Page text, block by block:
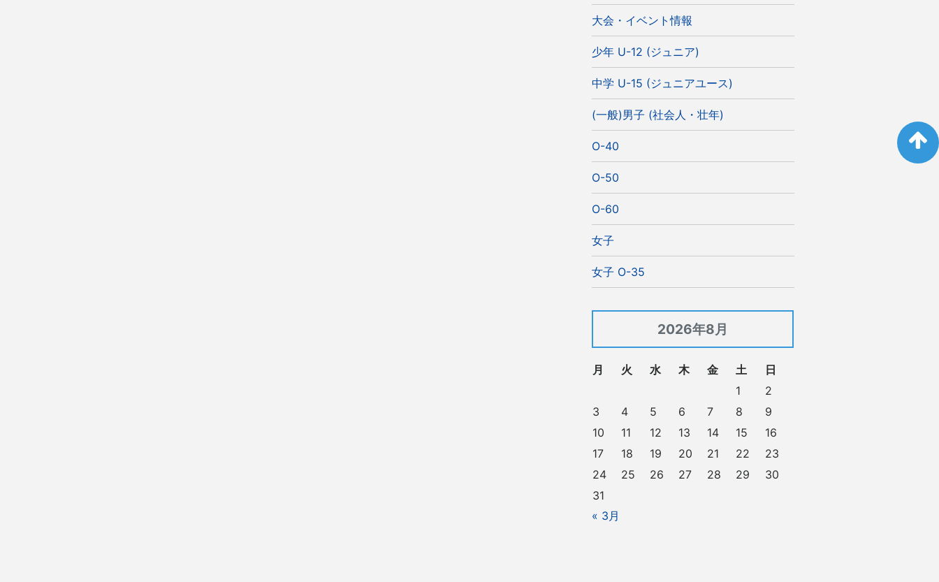
大会・イベント情報
少年 U-12 (ジュニア)
中学 U-15 (ジュニアユース)
(一般)男子 (社会人・壮年)
O-40
O-50
O-60
女子
女子 O-35
2026年8月
月 火 水 木 金 土
日
1
2
3
4 5 6 7 8
9
10
11 12 13 14 15
16
17
18 19 20 21 22
23
24
25 26 27 28 29
30
31
« 3月